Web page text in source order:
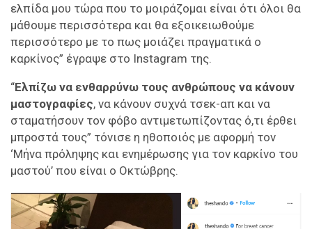
ελπίδα μου τώρα που το μοιράζομαι είναι ότι όλοι θα
μάθουμε περισσότερα και θα εξοικειωθούμε
περισσότερο με το πως μοιάζει πραγματικά ο
καρκίνος” έγραψε στο Instagram της.
“Ελπίζω να ενθαρρύνω τους ανθρώπους να κάνουν
μαστογραφίες, να κάνουν συχνά τσεκ-απ και να
σταματήσουν τον φόβο αντιμετωπίζοντας ό,τι έρθει
μπροστά τους” τόνισε η ηθοποιός με αφορμή τον
‘Μήνα πρόληψης και ενημέρωσης για τον καρκίνο του
μαστού’ που είναι ο Οκτώβρης.